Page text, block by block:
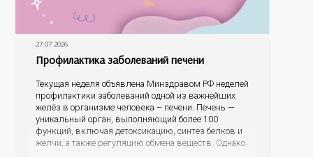
27.07.2026
Профилактика заболеваний печени
Текущая неделя объявлена Минздравом РФ неделей
профилактики заболеваний одной из важнейших
желёз в организме человека – печени. Печень —
уникальный орган, выполняющий более 100
функций, включая детоксикацию, синтез белков и
желчи, а также регуляцию обмена веществ. Однако